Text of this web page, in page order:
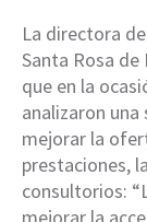
La directora
Santa Rosa
que en la
analizaron
mejorar la
prestaciones,
consultorios: